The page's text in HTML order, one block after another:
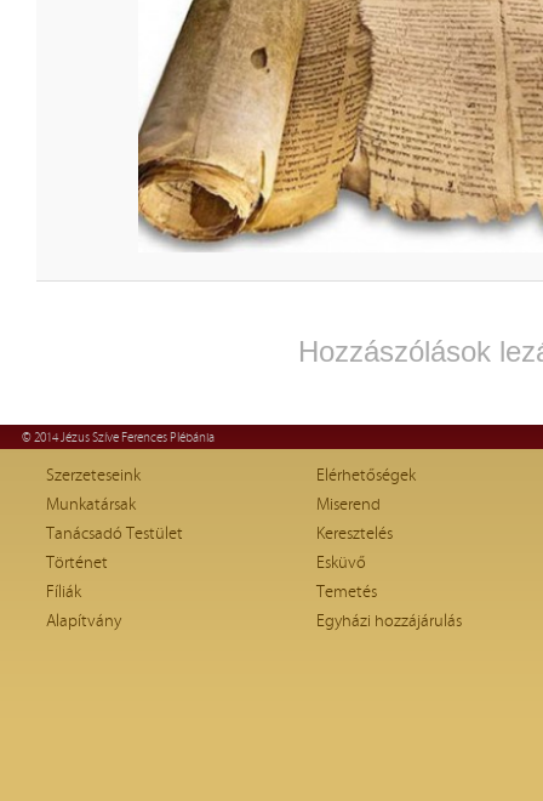
Hozzászólások
© 2014 Jézus Szíve Ferences Plébánia
Szerzeteseink
Munkatársak
Tanácsadó Testület
Történet
Fíliák
Alapítvány
Elérhetőségek
Miserend
Keresztelés
Esküvő
Temetés
Egyházi hozzájárulás